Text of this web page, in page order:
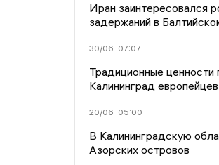
Иран заинтересовался
задержаний в
30/06 07:07
Традиционные ценности
Калининград
20/06 05:00
В Калининградскую
Азорских островов